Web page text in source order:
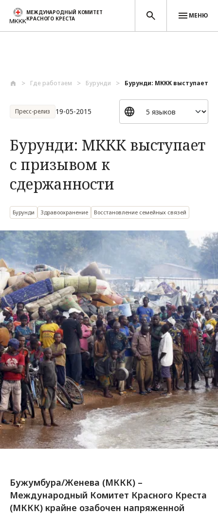
МЕЖДУНАРОДНЫЙ КОМИТЕТ
КРАСНОГО КРЕСТА
МЕНЮ
Где работаем Бурунди Бурунди: МККК выступает с
Пресс-релиз 19-05-2015
Бурунди: МККК выступает
с призывом к
сдержанности
Бурунди Здравоохранение Восстановление семейных связей
Бужумбура/Женева (МККК) –
Международный Комитет Красного Креста
(МККК) крайне озабочен напряженной